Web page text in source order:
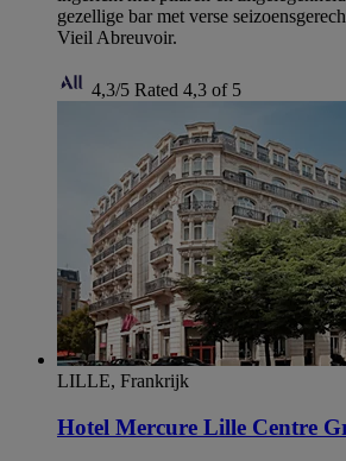
gezellige bar met verse
Vieil Abreuvoir.
4,3/5 Rated 4,3 of 5
LILLE, Frankrijk
Hotel Mercure Lille Centre